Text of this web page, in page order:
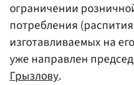
ограничении
потребления
изготавливаемых на
уже направлен
Грызлову.